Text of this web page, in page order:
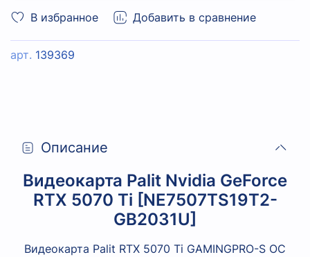
В избранное Добавить в сравнение
арт. 139369
Описание
Видеокарта Palit Nvidia GeForce
RTX 5070 Ti [NE7507TS19T2-
GB2031U]
Видеокарта Palit RTX 5070 Ti GAMINGPRO-S OC